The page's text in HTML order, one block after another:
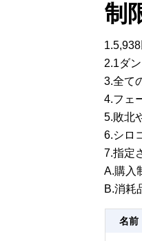
制
2.1ダ
3.全て
4.フェ
5.敗北
6.シロ
7.指定
A.購入
B.消耗
名前